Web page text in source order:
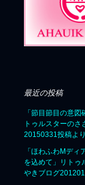
最近の投稿
「節目節目の意図
トゥルスターのさ
20150331投稿より
「ほわふわMディ
を込めて」リトゥ
やきブログ